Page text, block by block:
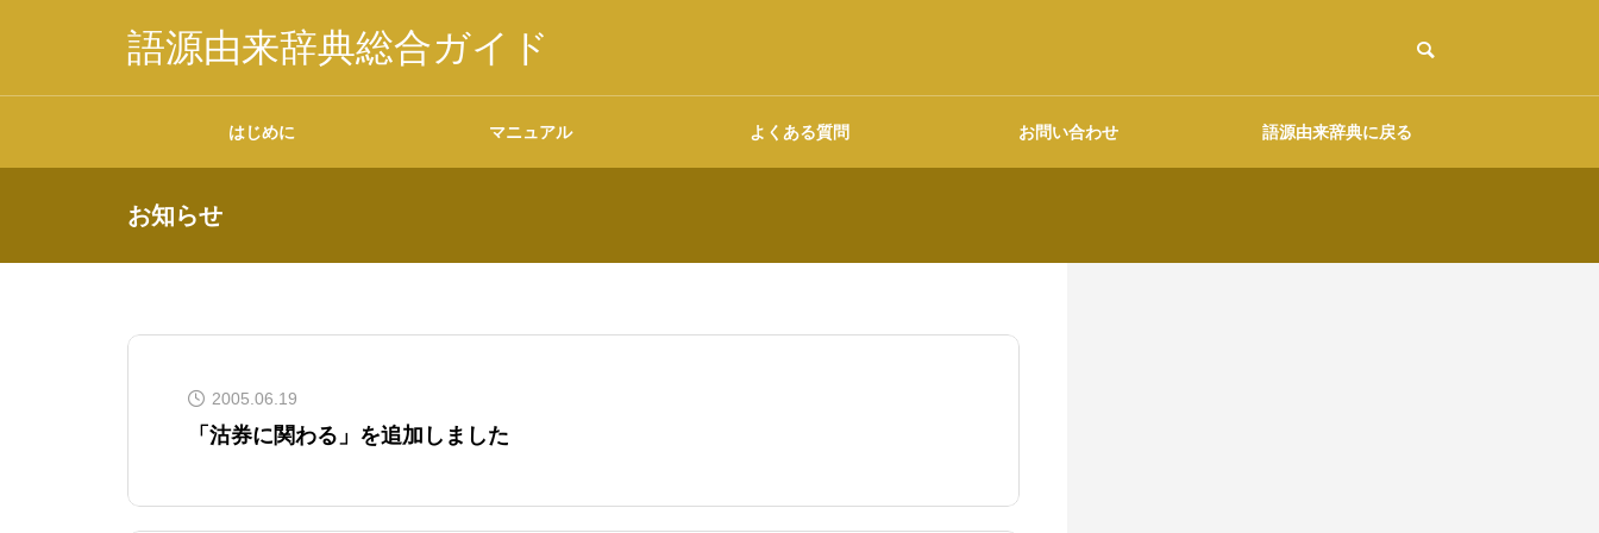
語源由来辞典総合ガイド
はじめに マニュアル よくある質問 お問い合わせ 語源由来辞典に戻る
掲載内容について 語源・由来の調べ方 ご協力のお願い
データの二次利用につ
お知らせ
2005.06.19
「沽券に関わる」を追加しました